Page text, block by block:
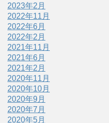
2023年2月
2022年11月
2022年6月
2022年2月
2021年11月
2021年6月
2021年2月
2020年11月
2020年10月
2020年9月
2020年7月
2020年5月